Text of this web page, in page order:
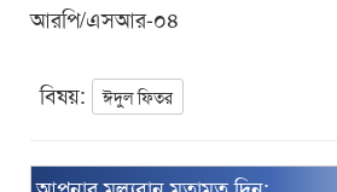
আরপি/এসআর-০৪
বিষয়: ঈদুল ফিতর